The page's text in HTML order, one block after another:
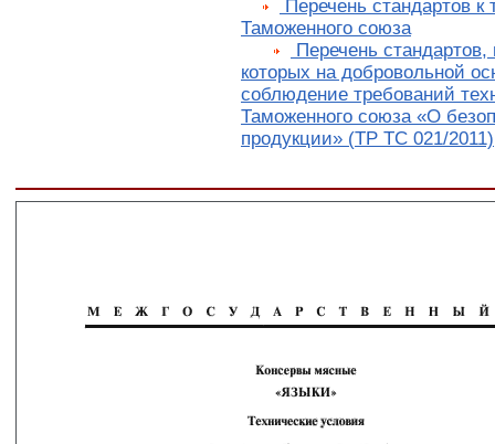
Перечень стандартов к
Таможенного союза
Перечень
которых на добровольной
соблюдение требований
Таможенного союза «О
продукции» (ТР ТС 021/2011)